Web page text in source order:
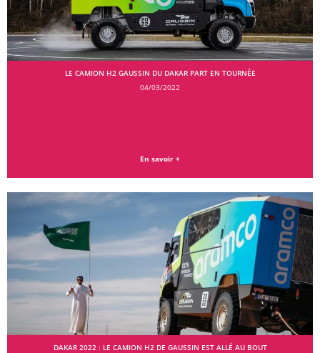
LE CAMION H2 GAUSSIN DU DAKAR PART EN TOURNÉE
04/03/2022
En savoir +
DAKAR 2022 : LE CAMION H2 DE GAUSSIN EST ALLÉ AU BOUT